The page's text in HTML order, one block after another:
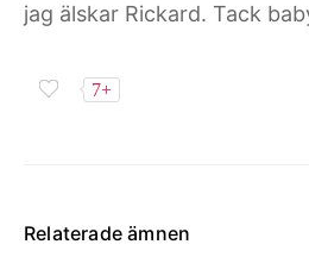
jag älskar Rickard. Tack
7+
Relaterade ämnen